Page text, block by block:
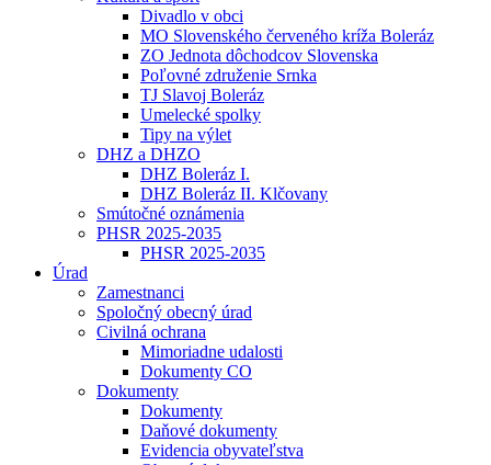
Divadlo v obci
MO Slovenského červeného kríža Boleráz
ZO Jednota dôchodcov Slovenska
Poľovné združenie Srnka
TJ Slavoj Boleráz
Umelecké spolky
Tipy na výlet
DHZ a DHZO
DHZ Boleráz I.
DHZ Boleráz II. Klčovany
Smútočné oznámenia
PHSR 2025-2035
PHSR 2025-2035
Úrad
Zamestnanci
Spoločný obecný úrad
Civilná ochrana
Mimoriadne udalosti
Dokumenty CO
Dokumenty
Dokumenty
Daňové dokumenty
Evidencia obyvateľstva